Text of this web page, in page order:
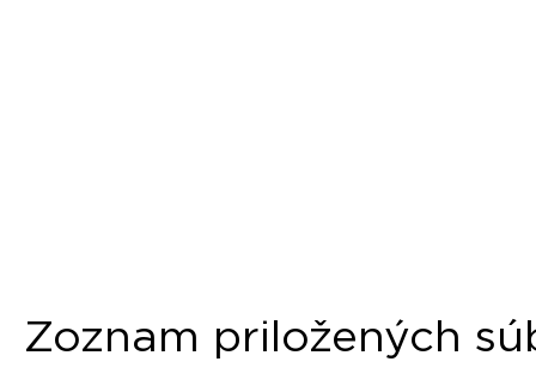
Zoznam priložených